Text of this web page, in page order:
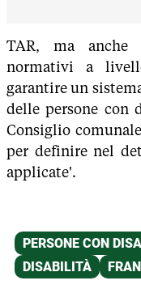
TAR, ma anche
normativi a
garantire un
delle persone con
Consiglio
per definire nel
applicate'.